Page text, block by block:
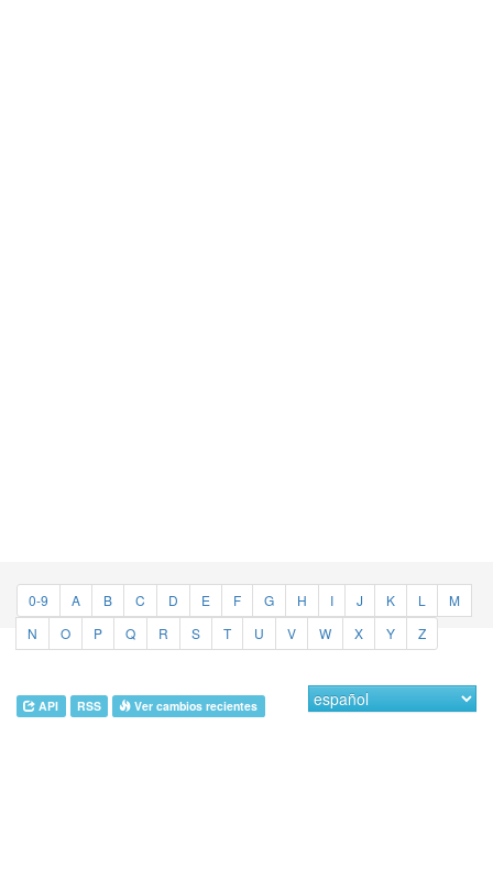
0-9 A B C D E F G H I J K L
M
N
O P Q R S T U V W X Y Z
API RSS Ver cambios recientes